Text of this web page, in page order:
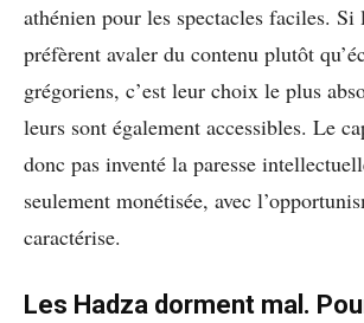
athénien pour les spectacles faciles. Si
préfèrent avaler du contenu plutôt
grégoriens, c’est leur choix le plus
leurs sont également accessibles. Le
donc pas inventé la paresse
seulement monétisée, avec
caractérise.
Les Hadza dorment mal.